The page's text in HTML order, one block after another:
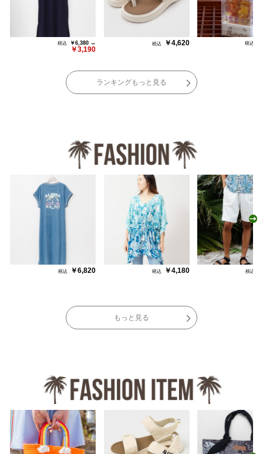
￥6,380 →
￥3,190
￥4,620
ランキングもっと見る
￥6,820 ￥4,180
もっと見る